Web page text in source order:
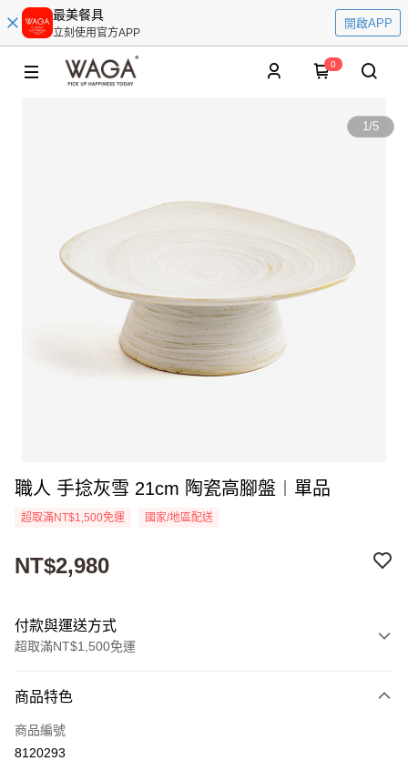
最美餐具
立刻使用官方APP
開啟APP
0
1/5
職人 手捻灰雪 21cm 陶瓷高腳盤︱單品
超取滿NT$1,500免運 國家/地區配送
NT$2,980
付款與運送方式
超取滿NT$1,500免運
信用卡一次付款
超商取貨付款
商品特色
商品編號
8120293